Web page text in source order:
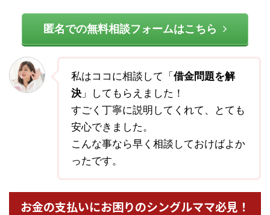
匿名での無料相談フォームはこちら
私はココに相談して「借金問題を解
決」してもらえました！
すごく丁寧に説明してくれて、とても
安心できました。
こんな事なら早く相談しておけばよか
ったです。
お金の支払いにお困りのシングルママ必見！